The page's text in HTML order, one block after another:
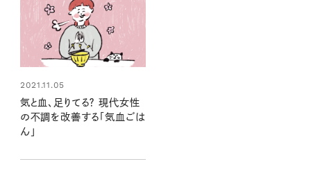
2021.11.05
気と血、足りてる？ 現代女性
の不調を改善する「気血ごは
ん」